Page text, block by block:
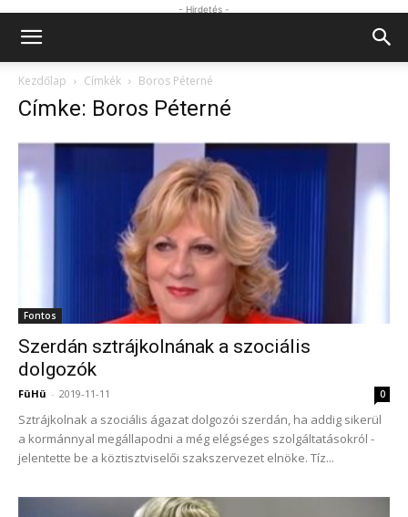
- Hirdetés -
Kezdőlap Címkék Boros Péterné
Címke: Boros Péterné
Fontos
Szerdán sztrájkolnának a szociális
dolgozók
FüHü - 2019-11-11 0
Sztrájkolnak a szociális ágazat dolgozói szerdán, ha addig sikerül
a kormánnyal megállapodni a még elégséges szolgáltatásokról -
jelentette be a köztisztviselői szakszervezet elnöke. Tíz...